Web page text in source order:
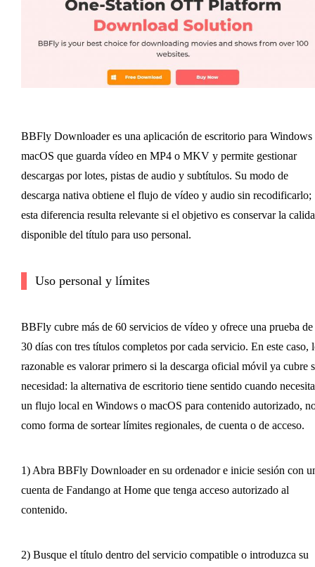
BBFly Downloader es una aplicación de escritorio para Windows
macOS que guarda vídeo en MP4 o MKV y permite gestionar
descargas por lotes, pistas de audio y subtítulos. Su modo de
descarga nativa obtiene el flujo de vídeo y audio sin recodificarlo;
esta diferencia resulta relevante si el objetivo es conservar la
disponible del título para uso personal.
Uso personal y límites
BBFly cubre más de 60 servicios de vídeo y ofrece una prueba de
30 días con tres títulos completos por cada servicio. En este caso,
razonable es valorar primero si la descarga oficial móvil ya cubre
necesidad: la alternativa de escritorio tiene sentido cuando necesita
un flujo local en Windows o macOS para contenido autorizado,
como forma de sortear límites regionales, de cuenta o de acceso.
1) Abra BBFly Downloader en su ordenador e inicie sesión con
cuenta de Fandango at Home que tenga acceso autorizado al
contenido.
2) Busque el título dentro del servicio compatible o introduzca su